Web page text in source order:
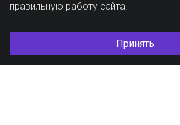
правильную работу сайта.
Принять